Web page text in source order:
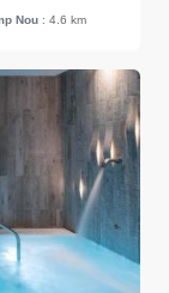
Nou : 4.6 km